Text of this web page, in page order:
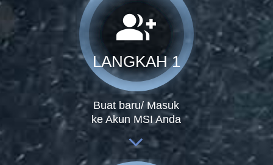
group_add
LANGKAH 1
Buat baru/ Masuk
ke Akun MSI Anda